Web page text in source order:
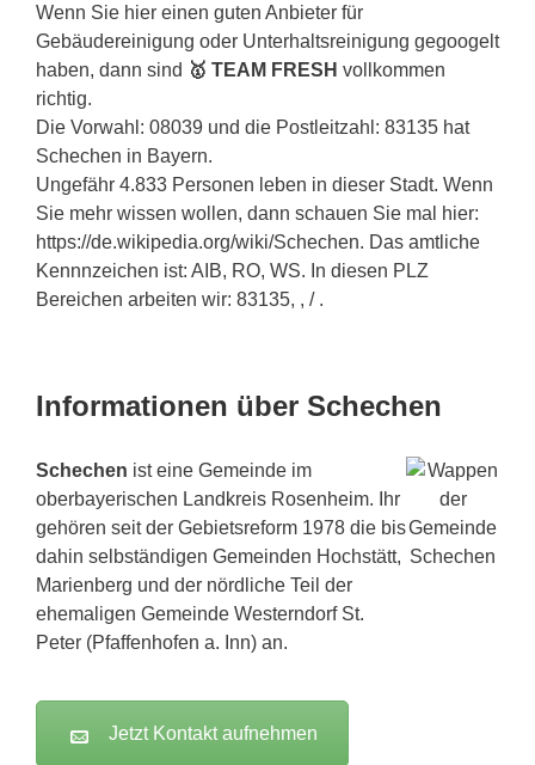
Wenn Sie hier einen guten Anbieter für
Gebäudereinigung oder Unterhaltsreinigung gegoogelt
haben, dann sind 🥇 TEAM FRESH vollkommen
richtig.
Die Vorwahl: 08039 und die Postleitzahl: 83135 hat
Schechen in Bayern.
Ungefähr 4.833 Personen leben in dieser Stadt. Wenn
Sie mehr wissen wollen, dann schauen Sie mal hier:
https://de.wikipedia.org/wiki/Schechen. Das amtliche
Kennnzeichen ist: AIB, RO, WS. In diesen PLZ
Bereichen arbeiten wir: 83135, , / .
Informationen über Schechen
Schechen ist eine Gemeinde im
oberbayerischen Landkreis Rosenheim. Ihr
gehören seit der Gebietsreform 1978 die bis
dahin selbständigen Gemeinden Hochstätt,
Marienberg und der nördliche Teil der
ehemaligen Gemeinde Westerndorf St.
Peter (Pfaffenhofen a. Inn) an.
Jetzt Kontakt aufnehmen